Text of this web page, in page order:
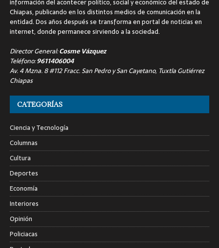
información del acontecer político, social y económico del estado de
Chiapas, publicando en los distintos medios de comunicación en la
entidad. Dos años después se transforma en portal de noticias en
internet, donde permanece sirviendo a la sociedad.
Director General:Cosme Vázquez
Teléfono:9611406004
Av. 4 Mzna. 8 #112 Fracc. San Pedro y San Cayetano, Tuxtla Gutiérrez
Chiapas
CATEGORÍAS
Ciencia y Tecnología
Columnas
Cultura
Deportes
Economía
Interiores
Opinión
Policiacas